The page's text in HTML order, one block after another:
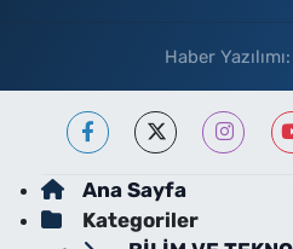
Haber Yazılımı:
Ana Sayfa
Kategoriler